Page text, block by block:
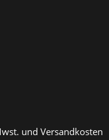
und Versandkosten